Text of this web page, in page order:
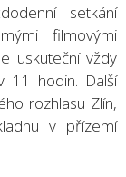
setkání
filmovými
uskuteční vždy
hodin. Další
rozhlasu Zlín,
v přízemí